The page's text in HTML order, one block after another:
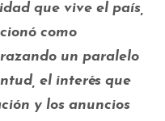
que vive el país,
como
un paralelo
el interés que
y los anuncios